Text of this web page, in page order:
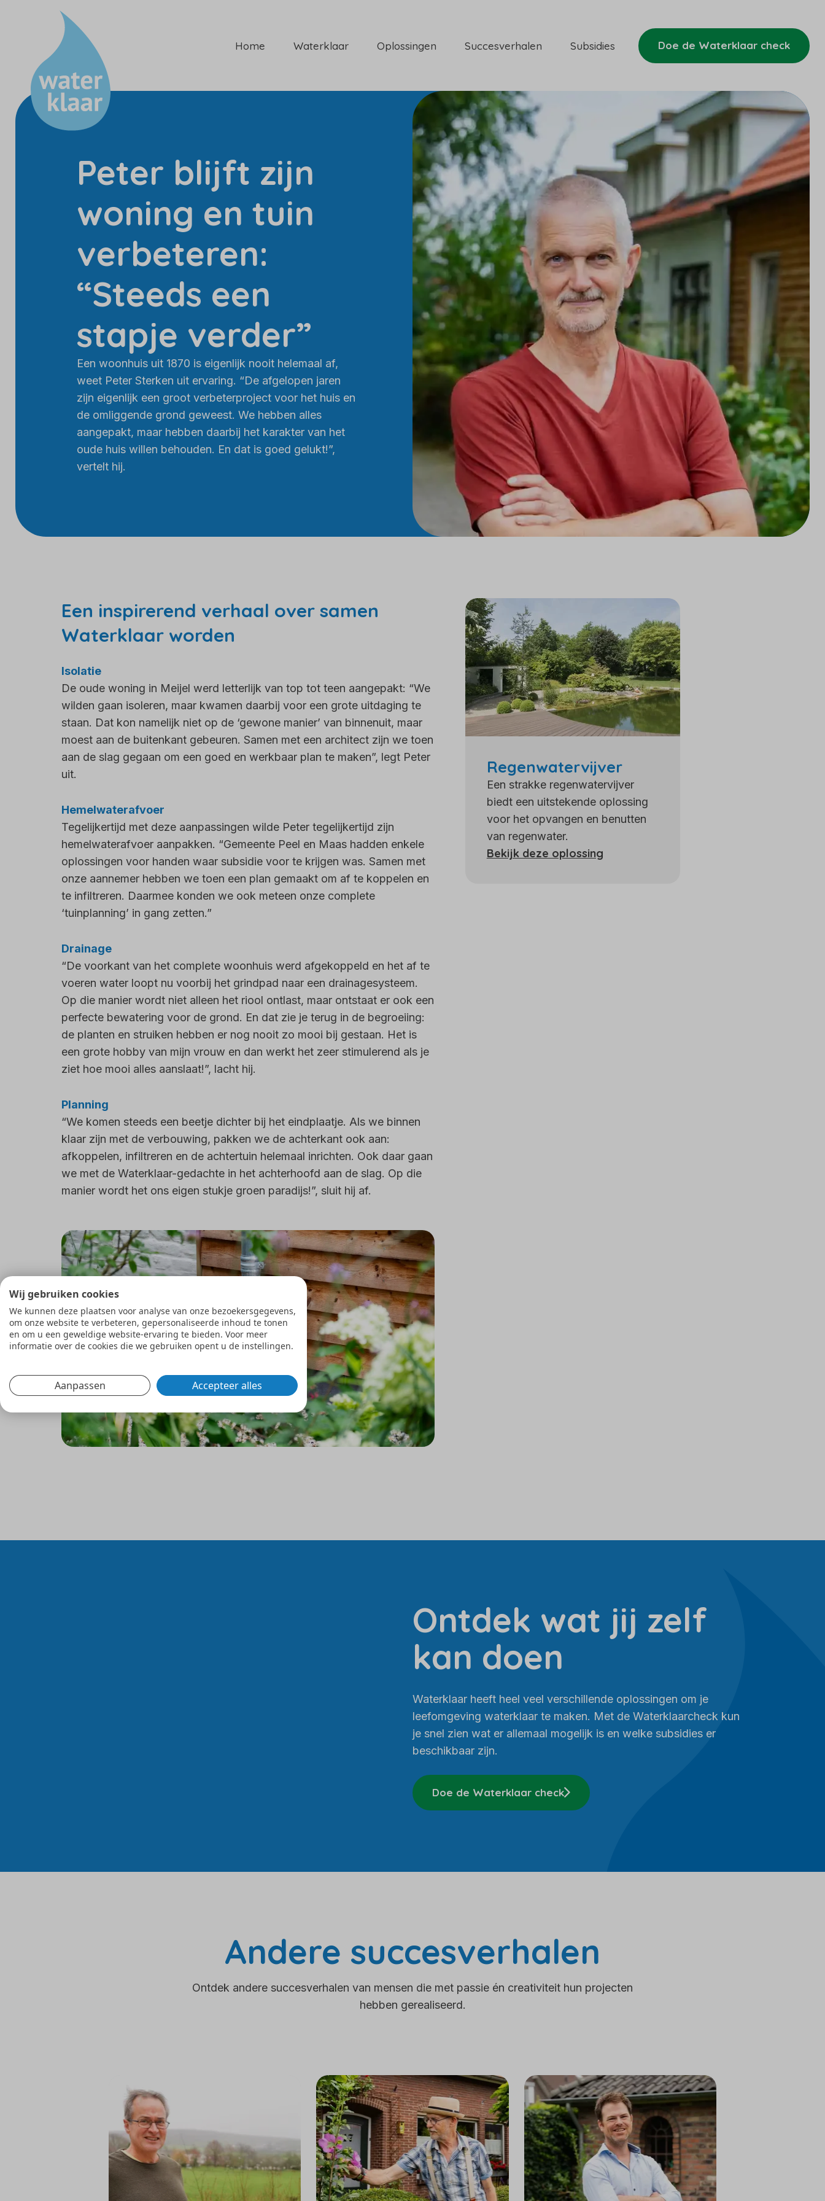
Home Waterklaar Oplossingen Succesverhalen Subsidies Doe de Waterklaar check
Peter blijft zijn
woning en tuin
verbeteren:
“Steeds een
stapje verder”
Een woonhuis uit 1870 is eigenlijk nooit helemaal af,
weet Peter Sterken uit ervaring. “De afgelopen jaren
zijn eigenlijk een groot verbeterproject voor het huis en
de omliggende grond geweest. We hebben alles
aangepakt, maar hebben daarbij het karakter van het
oude huis willen behouden. En dat is goed gelukt!”,
vertelt hij.
Een inspirerend verhaal over samen
Waterklaar worden
Isolatie
De oude woning in Meijel werd letterlijk van top tot teen aangepakt: “We
wilden gaan isoleren, maar kwamen daarbij voor een grote uitdaging te
staan. Dat kon namelijk niet op de ‘gewone manier’ van binnenuit, maar
moest aan de buitenkant gebeuren. Samen met een architect zijn we toen
aan de slag gegaan om een goed en werkbaar plan te maken”, legt Peter
uit.
Hemelwaterafvoer
Tegelijkertijd met deze aanpassingen wilde Peter tegelijkertijd zijn
hemelwaterafvoer aanpakken. “Gemeente Peel en Maas hadden enkele
oplossingen voor handen waar subsidie voor te krijgen was. Samen met
onze aannemer hebben we toen een plan gemaakt om af te koppelen en
te infiltreren. Daarmee konden we ook meteen onze complete
‘tuinplanning’ in gang zetten.”
Drainage
“De voorkant van het complete woonhuis werd afgekoppeld en het af te
voeren water loopt nu voorbij het grindpad naar een drainagesysteem.
Op die manier wordt niet alleen het riool ontlast, maar ontstaat er ook een
perfecte bewatering voor de grond. En dat zie je terug in de begroeiing:
de planten en struiken hebben er nog nooit zo mooi bij gestaan. Het is
een grote hobby van mijn vrouw en dan werkt het zeer stimulerend als je
ziet hoe mooi alles aanslaat!”, lacht hij.
Planning
“We komen steeds een beetje dichter bij het eindplaatje. Als we binnen
klaar zijn met de verbouwing, pakken we de achterkant ook aan:
afkoppelen, infiltreren en de achtertuin helemaal inrichten. Ook daar gaan
we met de Waterklaar-gedachte in het achterhoofd aan de slag. Op die
manier wordt het ons eigen stukje groen paradijs!”, sluit hij af.
Regenwatervijver
Een strakke regenwatervijver
biedt een uitstekende oplossing
voor het opvangen en benutten
van regenwater.
Bekijk deze oplossing
Ontdek wat jij zelf
kan doen
Waterklaar heeft heel veel verschillende oplossingen om je
leefomgeving waterklaar te maken. Met de Waterklaarcheck kun
je snel zien wat er allemaal mogelijk is en welke subsidies er
beschikbaar zijn.
Doe de Waterklaar check
Andere succesverhalen
Ontdek andere succesverhalen van mensen die met passie én creativiteit hun projecten
hebben gerealiseerd.
Wij gebruiken cookies
We kunnen deze plaatsen voor analyse van onze bezoekersgegevens,
om onze website te verbeteren, gepersonaliseerde inhoud te tonen
en om u een geweldige website-ervaring te bieden. Voor meer
informatie over de cookies die we gebruiken opent u de instellingen.
Aanpassen Accepteer alles